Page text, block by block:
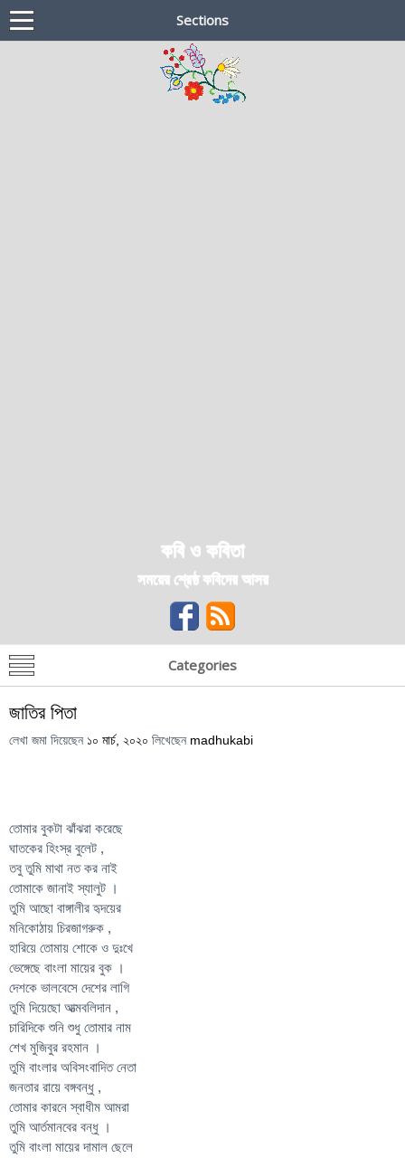
Sections
কবি ও কবিতা
সময়ের শ্রেষ্ঠ কবিদের আসর
Categories
জাতির পিতা
লেখা জমা দিয়েছেন ১০ মার্চ, ২০২০ লিখেছেন madhukabi
তোমার বুকটা ঝাঁঝরা করেছে
ঘাতকের হিংস্র বুলেট ,
তবু তুমি মাথা নত কর নাই
তোমাকে জানাই স্যালুট ।
তুমি আছো বাঙ্গালীর হৃদয়ের
মনিকোঠায় চিরজাগরুক ,
হারিয়ে তোমায় শোকে ও দুঃখে
ভেঙ্গেছে বাংলা মায়ের বুক ।
দেশকে ভালবেসে দেশের লাগি
তুমি দিয়েছো আত্মবলিদান ,
চারিদিকে শুনি শুধু তোমার নাম
শেখ মুজিবুর রহমান ।
তুমি বাংলার অবিসংবাদিত নেতা
জনতার রায়ে বঙ্গবন্ধু ,
তোমার কারনে স্বাধীম আমরা
তুমি আর্তমানবের বন্ধু ।
তুমি বাংলা মায়ের দামাল ছেলে